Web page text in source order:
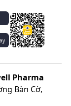
Pharma
Bàn Cờ,